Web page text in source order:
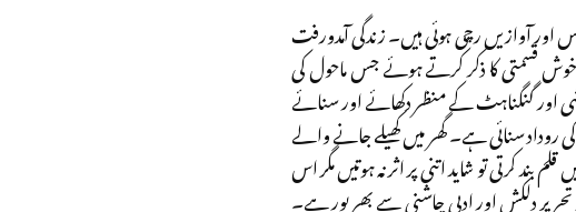
آوازیں رچی ہوئی ہیں۔ زندگی آمدورفت
قسمتی کا ذکر کرتے ہوئے جس ماحول کی
اور گنگناہٹ کے منظر دکھائے اور سنائے
سنائی ہے۔ گھر میں کھیلے جانے والے
کرتی تو شاید اتنی پر اثر نہ ہوتیں مگر اس
دلکش اور ادبی چاشنی سے بھرپور ہے۔